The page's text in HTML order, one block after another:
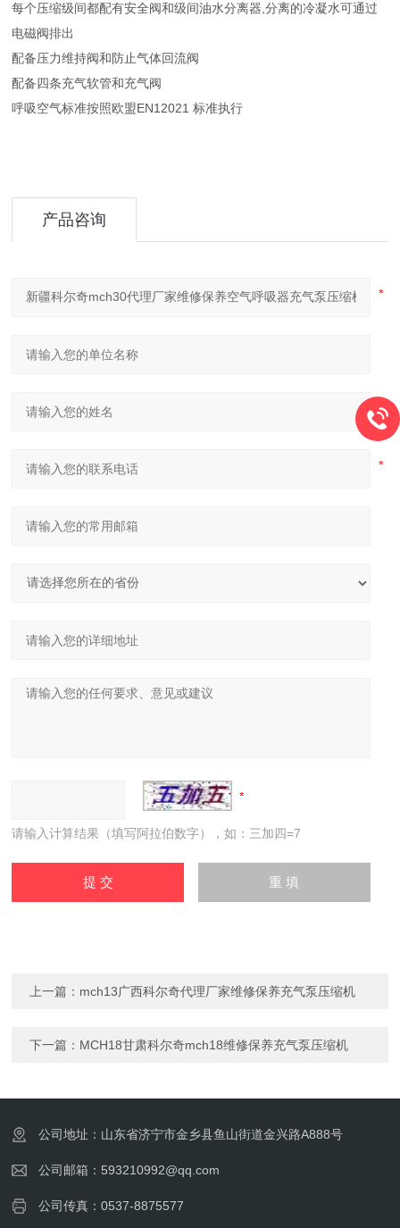
每个压缩级间都配有安全阀和级间油水分离器,分离的冷凝水可通过
电磁阀排出
配备压力维持阀和防止气体回流阀
配备四条充气软管和充气阀
呼吸空气标准按照欧盟EN12021 标准执行
产品咨询
请输入计算结果（填写阿拉伯数字），如：三加四=7
上一篇： mch13广西科尔奇代理厂家维修保养充气泵压缩机
下一篇： MCH18甘肃科尔奇mch18维修保养充气泵压缩机
公司地址：山东省济宁市金乡县鱼山街道金兴路A888号
公司邮箱：593210992@qq.com
公司传真：0537-8875577